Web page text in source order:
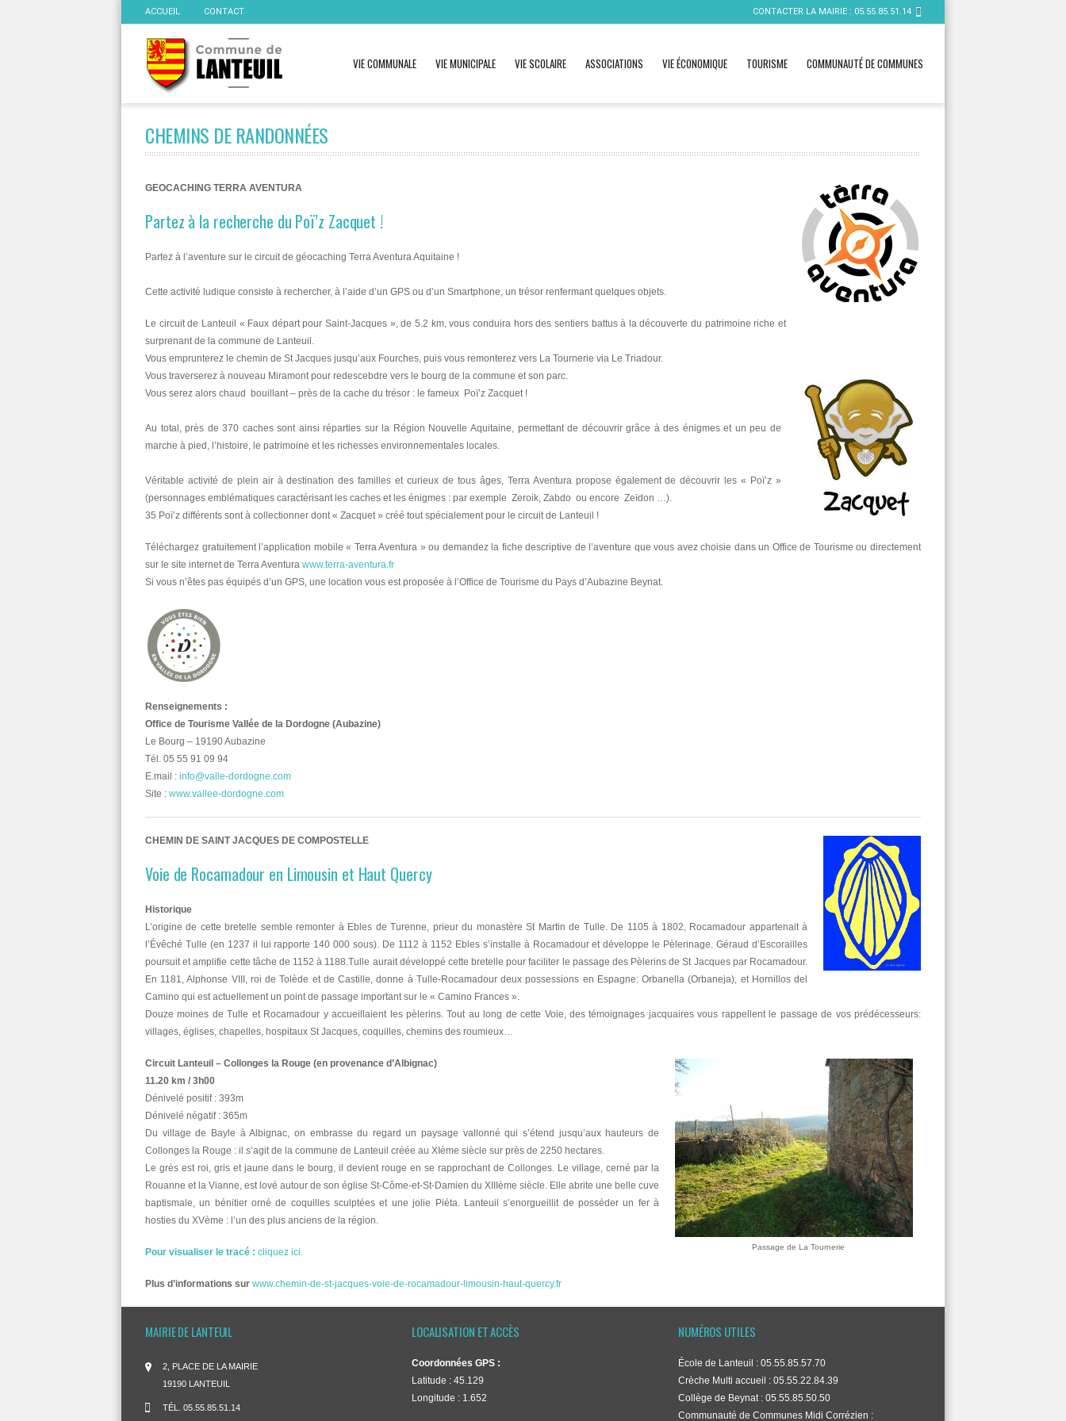
ACCUEIL CONTACT CONTACTER LA MAIRIE : 05.55.85.51.14
VIE COMMUNALE VIE MUNICIPALE VIE SCOLAIRE ASSOCIATIONS VIE ÉCONOMIQUE TOURISME COMMUNAUTÉ DE COMMUNES
CHEMINS DE RANDONNÉES
GEOCACHING TERRA AVENTURA
Partez à la recherche du Poï’z Zacquet !
Partez à l’aventure sur le circuit de géocaching Terra Aventura Aquitaine !
Cette activité ludique consiste à rechercher, à l’aide d’un GPS ou d’un Smartphone, un trésor renfermant quelques objets.
Le circuit de Lanteuil « Faux départ pour Saint-Jacques », de 5.2 km, vous conduira hors des sentiers battus à la découverte du patrimoine riche et
surprenant de la commune de Lanteuil.
Vous emprunterez le chemin de St Jacques jusqu’aux Fourches, puis vous remonterez vers La Tournerie via Le Triadour.
Vous traverserez à nouveau Miramont pour redescebdre vers le bourg de la commune et son parc.
Vous serez alors chaud bouillant – près de la cache du trésor : le fameux Poï’z Zacquet !
Au total, près de 370 caches sont ainsi réparties sur la Région Nouvelle Aquitaine, permettant de découvrir grâce à des énigmes et un peu de
marche à pied, l’histoire, le patrimoine et les richesses environnementales locales.
Véritable activité de plein air à destination des familles et curieux de tous âges, Terra Aventura propose également de découvrir les « Poï’z »
(personnages emblématiques caractérisant les caches et les énigmes : par exemple Zeroik, Zabdo ou encore Zeïdon …).
35 Poï’z différents sont à collectionner dont « Zacquet » créé tout spécialement pour le circuit de Lanteuil !
Téléchargez gratuitement l’application mobile « Terra Aventura » ou demandez la fiche descriptive de l’aventure que vous avez choisie dans un Office de Tourisme ou directement
sur le site internet de Terra Aventura www.terra-aventura.fr
Si vous n’êtes pas équipés d’un GPS, une location vous est proposée à l’Office de Tourisme du Pays d’Aubazine Beynat.
Renseignements :
Office de Tourisme Vallée de la Dordogne (Aubazine)
Le Bourg – 19190 Aubazine
Tél. 05 55 91 09 94
E.mail : info@valle-dordogne.com
Site : www.vallee-dordogne.com
CHEMIN DE SAINT JACQUES DE COMPOSTELLE
Voie de Rocamadour en Limousin et Haut Quercy
Historique
L’origine de cette bretelle semble remonter à Ebles de Turenne, prieur du monastère St Martin de Tulle. De 1105 à 1802, Rocamadour appartenait à
l’Évêché Tulle (en 1237 il lui rapporte 140 000 sous). De 1112 à 1152 Ebles s’installe à Rocamadour et développe le Pèlerinage. Géraud d’Escorailles
poursuit et amplifie cette tâche de 1152 à 1188.Tulle aurait développé cette bretelle pour faciliter le passage des Pèlerins de St Jacques par Rocamadour.
En 1181, Alphonse VIII, roi de Tolède et de Castille, donne à Tulle-Rocamadour deux possessions en Espagne: Orbanella (Orbaneja), et Hornillos del
Camino qui est actuellement un point de passage important sur le « Camino Frances ».
Douze moines de Tulle et Rocamadour y accueillaient les pèlerins. Tout au long de cette Voie, des témoignages jacquaires vous rappellent le passage de vos prédécesseurs:
villages, églises, chapelles, hospitaux St Jacques, coquilles, chemins des roumieux…
Passage de La Tournerie
Circuit Lanteuil – Collonges la Rouge (en provenance d’Albignac)
11.20 km / 3h00
Dénivelé positif : 393m
Dénivelé négatif : 365m
Du village de Bayle à Albignac, on embrasse du regard un paysage vallonné qui s’étend jusqu’aux hauteurs de
Collonges la Rouge : il s’agit de la commune de Lanteuil créée au XIème siècle sur près de 2250 hectares.
Le grès est roi, gris et jaune dans le bourg, il devient rouge en se rapprochant de Collonges. Le village, cerné par la
Rouanne et la Vianne, est lové autour de son église St-Côme-et-St-Damien du XIIIème siècle. Elle abrite une belle cuve
baptismale, un bénitier orné de coquilles sculptées et une jolie Piéta. Lanteuil s’enorgueillit de posséder un fer à
hosties du XVème : l’un des plus anciens de la région.
Pour visualiser le tracé : cliquez ici.
Plus d’informations sur www.chemin-de-st-jacques-voie-de-rocamadour-limousin-haut-quercy.fr
MAIRIE DE LANTEUIL
2, PLACE DE LA MAIRIE
19190 LANTEUIL
TÉL. 05.55.85.51.14
LOCALISATION ET ACCÈS
Coordonnées GPS :
Latitude : 45.129
Longitude : 1.652
NUMÉROS UTILES
École de Lanteuil : 05.55.85.57.70
Crèche Multi accueil : 05.55.22.84.39
Collège de Beynat : 05.55.85.50.50
Communauté de Communes Midi Corrézien :